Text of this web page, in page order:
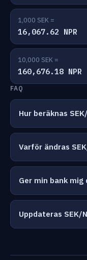
1,000 SEK =
16,067.62 NPR
10,000 SEK =
160,676.18 NPR
FAQ
Hur beräknas
Varför ändras
Ger min bank mig
Uppdateras SEK/